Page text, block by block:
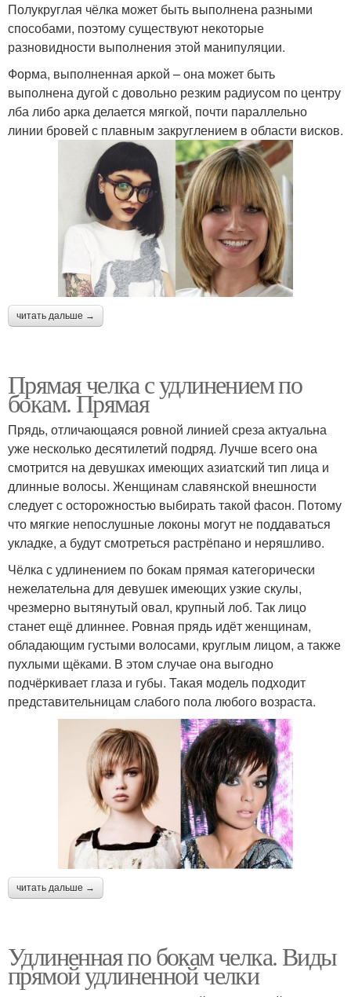
Полукруглая чёлка может быть выполнена разными
способами, поэтому существуют некоторые
разновидности выполнения этой манипуляции.
Форма, выполненная аркой – она может быть
выполнена дугой с довольно резким радиусом по центру
лба либо арка делается мягкой, почти параллельно
линии бровей с плавным закруглением в области висков.
читать дальше →
Прямая челка с удлинением по
бокам. Прямая
Прядь, отличающаяся ровной линией среза актуальна
уже несколько десятилетий подряд. Лучше всего она
смотрится на девушках имеющих азиатский тип лица и
длинные волосы. Женщинам славянской внешности
следует с осторожностью выбирать такой фасон. Потому
что мягкие непослушные локоны могут не поддаваться
укладке, а будут смотреться растрёпано и неряшливо.
Чёлка с удлинением по бокам прямая категорически
нежелательна для девушек имеющих узкие скулы,
чрезмерно вытянутый овал, крупный лоб. Так лицо
станет ещё длиннее. Ровная прядь идёт женщинам,
обладающим густыми волосами, круглым лицом, а также
пухлыми щёками. В этом случае она выгодно
подчёркивает глаза и губы. Такая модель подходит
представительницам слабого пола любого возраста.
читать дальше →
Удлиненная по бокам челка. Виды
прямой удлиненной челки